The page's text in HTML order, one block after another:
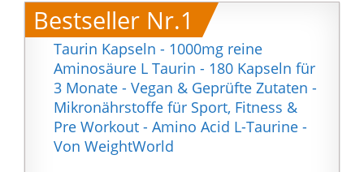
Bestseller Nr.1
Taurin Kapseln - 1000mg reine
Aminosäure L Taurin - 180 Kapseln für
3 Monate - Vegan & Geprüfte Zutaten -
Mikronährstoffe für Sport, Fitness &
Pre Workout - Amino Acid L-Taurine -
Von WeightWorld